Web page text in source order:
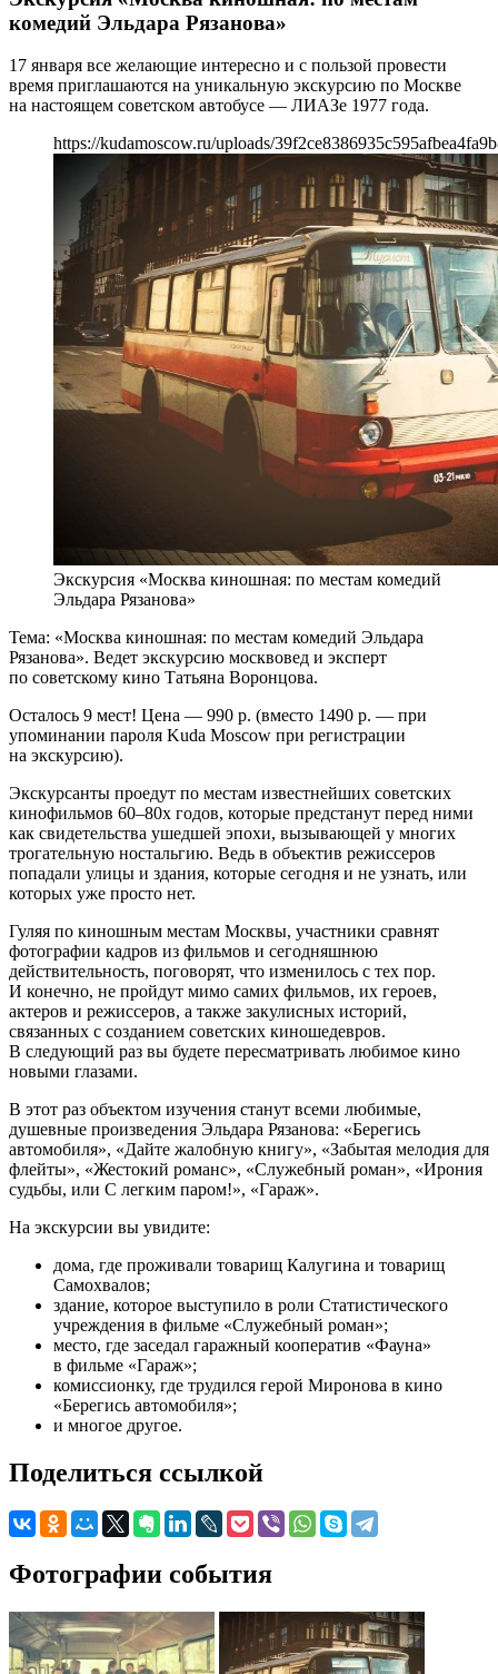
комедий Эльдара Рязанова»
17 января все желающие интересно и с пользой провести
время приглашаются на уникальную экскурсию по Москве
на настоящем советском автобусе — ЛИАЗе 1977 года.
https://kudamoscow.ru/uploads/
Экскурсия «Москва киношная: по местам комедий
Эльдара Рязанова»
Тема: «Москва киношная: по местам комедий Эльдара
Рязанова». Ведет экскурсию москвовед и эксперт
по советскому кино Татьяна Воронцова.
Осталось 9 мест! Цена — 990 р. (вместо 1490 р. — при
упоминании пароля Kuda Moscow при регистрации
на экскурсию).
Экскурсанты проедут по местам известнейших советских
кинофильмов 60–80х годов, которые предстанут перед ними
как свидетельства ушедшей эпохи, вызывающей у многих
трогательную ностальгию. Ведь в объектив режиссеров
попадали улицы и здания, которые сегодня и не узнать, или
которых уже просто нет.
Гуляя по киношным местам Москвы, участники сравнят
фотографии кадров из фильмов и сегодняшнюю
действительность, поговорят, что изменилось с тех пор.
И конечно, не пройдут мимо самих фильмов, их героев,
актеров и режиссеров, а также закулисных историй,
связанных с созданием советских киношедевров.
В следующий раз вы будете пересматривать любимое кино
новыми глазами.
В этот раз объектом изучения станут всеми любимые,
душевные произведения Эльдара Рязанова: «Берегись
автомобиля», «Дайте жалобную книгу», «Забытая мелодия для
флейты», «Жестокий романс», «Служебный роман», «Ирония
судьбы, или С легким паром!», «Гараж».
На экскурсии вы увидите:
дома, где проживали товарищ Калугина и товарищ
Самохвалов;
здание, которое выступило в роли Статистического
учреждения в фильме «Служебный роман»;
место, где заседал гаражный кооператив «Фауна»
в фильме «Гараж»;
комиссионку, где трудился герой Миронова в кино
«Берегись автомобиля»;
и многое другое.
Поделиться ссылкой
Фотографии события